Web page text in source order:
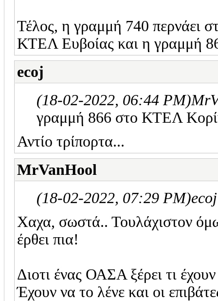
Τέλος, η γραμμή 740 περνάει
ΚΤΕΛ Ευβοίας και η γραμμή
ecoj
(18-02-2022, 06:44 PM)
γραμμή 866 στο ΚΤΕΛ
Αντίο τρίπορτα...
MrVanHool
(18-02-2022, 07:29 PM)
Χαχα, σωστά.. Τουλάχιστον
έρθει πια!
Διοτι ένας ΟΑΣΑ ξέρει τι
Έχουν να το λένε και οι